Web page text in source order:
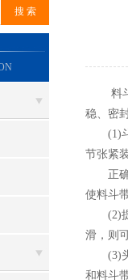
料斗
稳、密
(1)斗
节张紧
正确
使料斗
(2)提
滑，则
(3)头
和料斗